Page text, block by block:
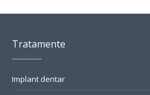
Tratamente
Implant dentar